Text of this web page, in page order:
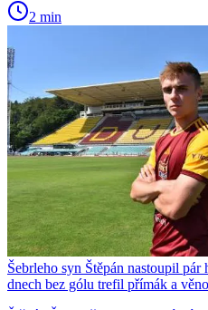
2 min
Šebrleho syn Štěpán nastoupil
dnech bez gólu trefil přímák a